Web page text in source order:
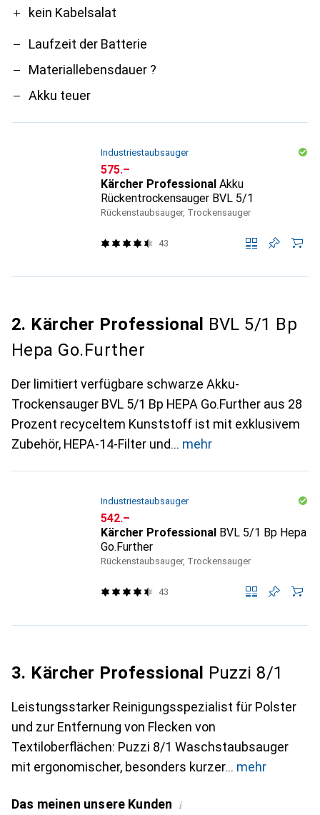
kein Kabelsalat
Laufzeit der Batterie
Materiallebensdauer ?
Akku teuer
Industriestaubsauger
CHF
575.–
Kärcher Professional Akku
Rückentrockensauger BVL 5/1
Rückenstaubsauger, Trockensauger
43
2. Kärcher Professional BVL 5/1 Bp
Hepa Go.Further
Der limitiert verfügbare schwarze Akku-
Trockensauger BVL 5/1 Bp HEPA Go.Further aus 28
Prozent recyceltem Kunststoff ist mit exklusivem
Zubehör, HEPA-14-Filter und
mehr
Industriestaubsauger
CHF
542.–
Kärcher Professional BVL 5/1 Bp Hepa
Go.Further
Rückenstaubsauger, Trockensauger
43
3. Kärcher Professional Puzzi 8/1
Leistungsstarker Reinigungsspezialist für Polster
und zur Entfernung von Flecken von
Textiloberflächen: Puzzi 8/1 Waschstaubsauger
mit ergonomischer, besonders kurzer
mehr
Das meinen unsere Kunden i